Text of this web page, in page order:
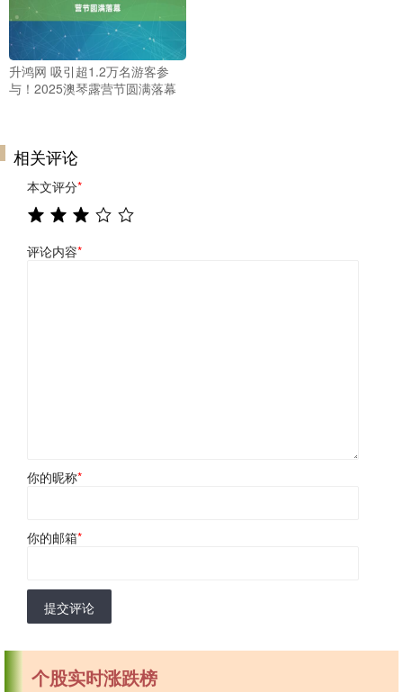
升鸿网 吸引超1.2万名游客参
与！2025澳琴露营节圆满落幕
相关评论
本文评分*
评论内容*
你的昵称*
你的邮箱*
提交评论
个股实时涨跌榜